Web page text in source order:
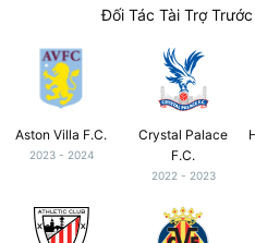
Đối Tác Tài Trợ
Aston Villa F.C.
2023 - 2024
Crystal Palace
F.C.
2022 - 2023